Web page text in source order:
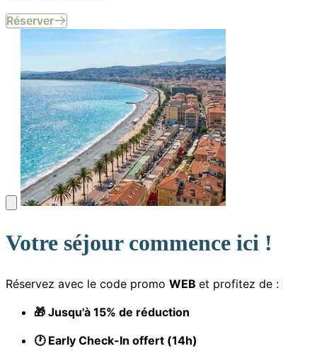
Réserver
Votre séjour commence ici !
Réservez avec le code promo WEB et profitez de :
🎁 Jusqu'à 15% de réduction
🕐 Early Check-In offert (14h)